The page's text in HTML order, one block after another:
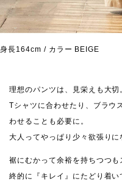
身長164cm / カラー BEIGE
理想のパンツは、見栄えも大切
Tシャツに合わせたり、ブラウ
わせることも必要に。
大人ってやっぱり少々欲張りに
裾にむかって余裕を持ちつつ
終的に『キレイ』にたどり着い